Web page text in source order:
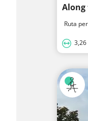
Ruta
3,26